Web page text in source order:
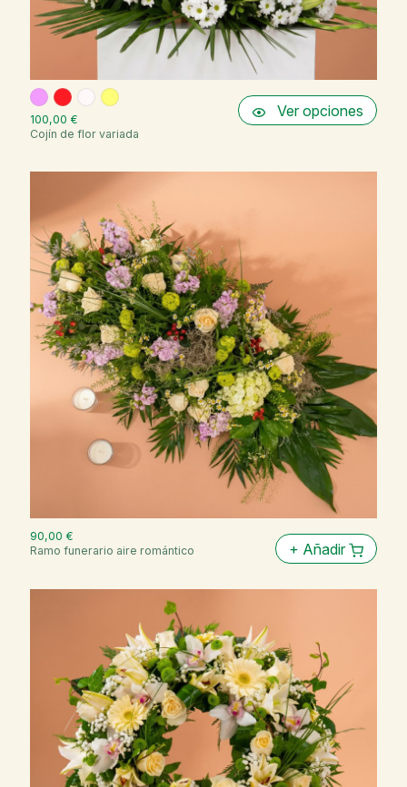
100,00 €
Cojín de flor variada
Ver opciones
90,00 €
Ramo funerario aire romántico
+ Añadir